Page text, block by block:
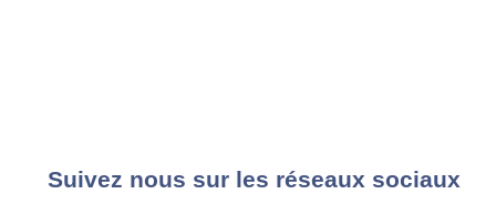
Suivez nous sur les réseaux sociaux